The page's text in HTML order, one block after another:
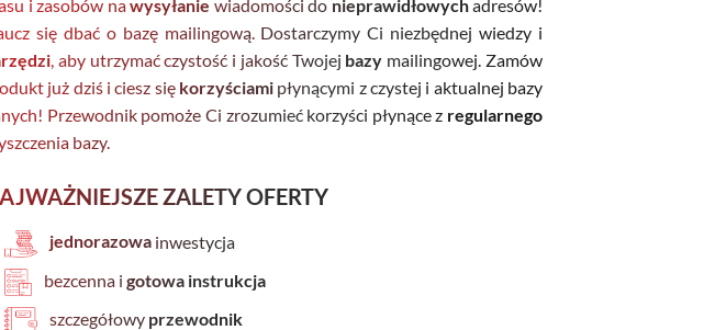
i zasobów nawysyłanie wiadomości do nieprawidłowychadresów!
się dbać o bazę mailingową. Dostarczymy Ci niezbędnej wiedzy i
, aby utrzymać czystość i jakość Twojej bazy mailingowej. Zamów
już dziś i ciesz się korzyściami płynącymi z czystej i aktualnej bazy
Przewodnik pomoże Ci zrozumieć korzyści płynące z regularnego
bazy.
ZALETY OFERTY
jednorazowa inwestycja
bezcenna i gotowa instrukcja
szczegółowy przewodnik